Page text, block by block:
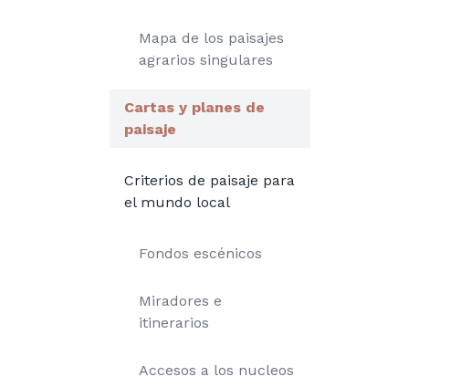
Mapa de los paisajes
agrarios singulares
Cartas y planes de
paisaje
Criterios de paisaje para
el mundo local
Fondos escénicos
Miradores e
itinerarios
Accesos a los nucleos